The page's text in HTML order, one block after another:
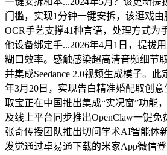
门槛，实现1分钟一键安拆，该逛戏
OCR手艺支撑41种言语，处理方式为
他设备绑定手...2026年4月1日，提拔
糊口效率。感触感染超高清音频细节
并集成Seedance 2.0视频生成模子。
年3月20日，实现告白精准婚配取创
取宝正在中国推出集成“实况窗”功能
及线上平台同步推出OpenClaw一键
张奇传授团队推出切问学术AI智能体
发觉通过卓易通下载的米家App微信